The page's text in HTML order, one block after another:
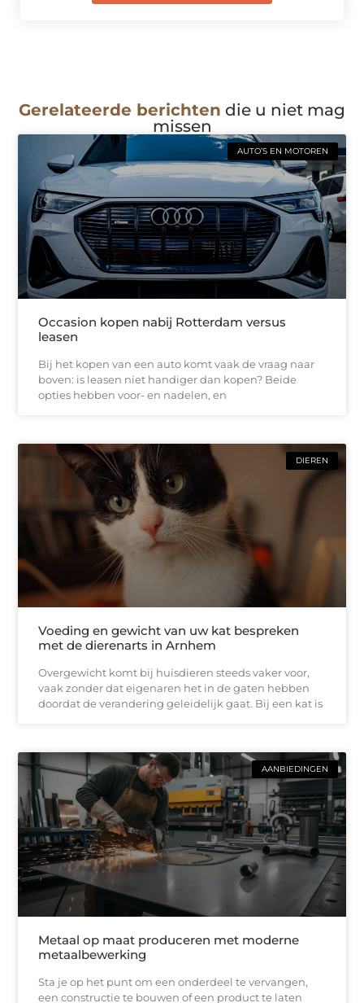
Gerelateerde berichten die u niet mag
missen
AUTO’S EN MOTOREN
Occasion kopen nabij Rotterdam versus
leasen
Bij het kopen van een auto komt vaak de vraag naar
boven: is leasen niet handiger dan kopen? Beide
opties hebben voor- en nadelen, en
DIEREN
Voeding en gewicht van uw kat bespreken
met de dierenarts in Arnhem
Overgewicht komt bij huisdieren steeds vaker voor,
vaak zonder dat eigenaren het in de gaten hebben
doordat de verandering geleidelijk gaat. Bij een kat is
AANBIEDINGEN
Metaal op maat produceren met moderne
metaalbewerking
Sta je op het punt om een onderdeel te vervangen,
een constructie te bouwen of een product te laten